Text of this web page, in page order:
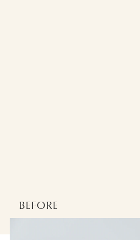
BEFORE